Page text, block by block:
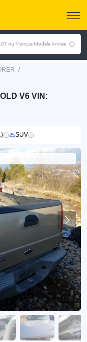
ou Marque Modèle Année
/
V6 VIN:
SUV